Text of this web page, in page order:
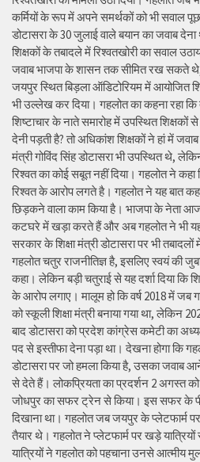
कर्मियों के रूप में अपने समर्थकों को भी सवाल
डोटासरा के 30 जुलाई वाले बयान का जवाब
शिक्षकों के तबादले में रिश्वतखोरी का सवाल
जवाब भाजपा के शासन तक सीमित रख सकते थे,
जयपुर स्थित बिड़ला ऑडिटोरियम में आयोजित
भी उल्लेख कर दिया। गहलोत का कहना रहा
शिष्टाचार के नाते समारोह में उपस्थित शिक्षकों
देनी पड़ती है? तो अधिकांश शिक्षकों ने हां में
मंत्री गोविंद सिंह डोटासरा भी उपस्थित थे,
रिश्वत का कोई सबूत नहीं दिया। गहलोत ने
रिश्वत के आरोप लगते है। गहलोत ने यह बात
छिड़कने वाला काम किया है। भाजपा के नेता
कटघरे में खड़ा करते हैं और अब गहलोत ने भी यह
सरकार के शिक्षा मंत्री डोटासरा पर भी
गहलोत चतुर राजनीतिज्ञ है, इसलिए स्वयं की
कहा। लेकिन बड़ी चतुराई से यह दर्शा दिया कि
के आरोप लगाए। मालूम हो कि वर्ष 2018 में जब
को स्कूली शिक्षा मंत्री बनाया गया था, लेकिन
बाद डोटासरा को प्रदेश कांग्रेस कमेटी का
पद से इस्तीफा देना पड़ा था। देखना होगा कि
डोटासरा पर जो हमला किया है, उसका जवाब
से देते हैं। लोकप्रियता का प्रदर्शन 2 अगस्त
जोधपुर का सफर ट्रेन से किया। इस सफर के
दिखाना था। गहलोत जब जयपुर के प्लेटफार्म
तैयार थे। गहलोत ने प्लेटफार्म पर खड़े
यात्रियों ने गहलोत को पहचाना उनसे आत्मीय